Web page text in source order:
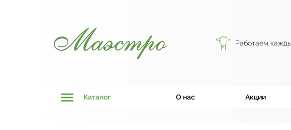
Работаем
Каталог О нас Акции